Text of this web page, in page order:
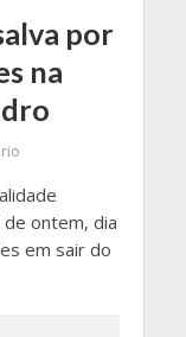
por
na
de ontem, dia
em sair do